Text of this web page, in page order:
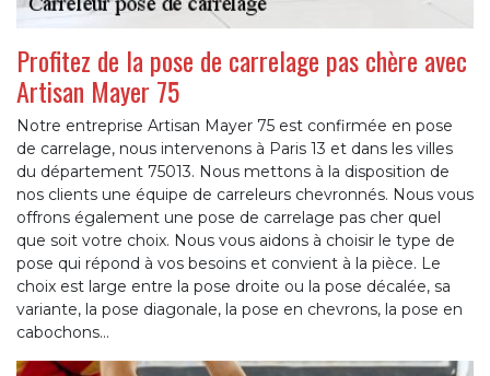
Profitez de la pose de carrelage pas chère avec
Artisan Mayer 75
Notre entreprise Artisan Mayer 75 est confirmée en pose
de carrelage, nous intervenons à Paris 13 et dans les villes
du département 75013. Nous mettons à la disposition de
nos clients une équipe de carreleurs chevronnés. Nous vous
offrons également une pose de carrelage pas cher quel
que soit votre choix. Nous vous aidons à choisir le type de
pose qui répond à vos besoins et convient à la pièce. Le
choix est large entre la pose droite ou la pose décalée, sa
variante, la pose diagonale, la pose en chevrons, la pose en
cabochons…